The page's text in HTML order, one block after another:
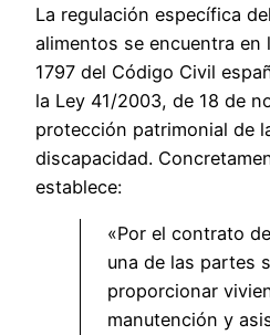
La regulación específica
alimentos se encuentra en
1797 del Código Civil
la Ley 41/2003, de 18 de
protección patrimonial de
discapacidad.
establece:
«Por el contrato
una de las partes
proporcionar
manutención y